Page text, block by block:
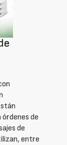
de
de
entre